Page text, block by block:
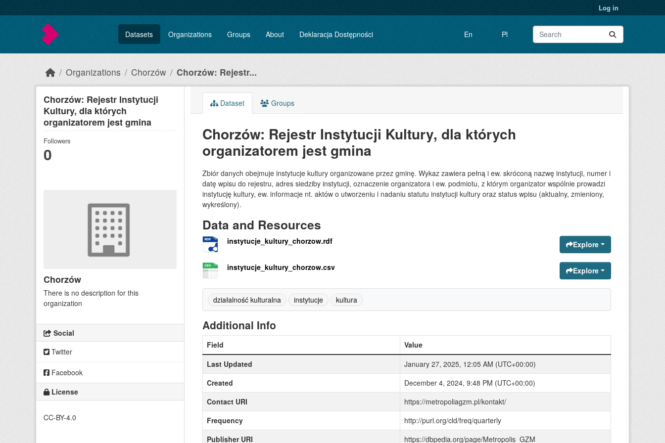
Log in
Datasets Organizations Groups About Deklaracja Dostępności En Pl
Organizations Chorzów Chorzów: Rejestr...
Chorzów: Rejestr Instytucji
Kultury, dla których
organizatorem jest gmina
Followers
0
Chorzów
There is no description for this
organization
Social
Twitter
Facebook
License
CC-BY-4.0
Dataset Groups
Chorzów: Rejestr Instytucji Kultury, dla których
organizatorem jest gmina
Zbiór danych obejmuje instytucje kultury organizowane przez gminę. Wykaz zawiera pełną i ew. skróconą nazwę instytucji, numer i
datę wpisu do rejestru, adres siedziby instytucji, oznaczenie organizatora i ew. podmiotu, z którym organizator wspólnie prowadzi
instytucję kultury, ew. informacje nt. aktów o utworzeniu i nadaniu statutu instytucji kultury oraz status wpisu (aktualny, zmieniony,
wykreślony).
Data and Resources
instytucje_kultury_chorzow.rdf Explore
instytucje_kultury_chorzow.csv Explore
działalność kulturalna instytucje kultura
Additional Info
Field
Value
Last Updated
January 27, 2025, 12:05 AM (UTC+00:00)
Created
December 4, 2024, 9:48 PM (UTC+00:00)
Contact URI
https://metropoliagzm.pl/kontakt/
Frequency
http://purl.org/cld/freq/quarterly
Publisher URI
https://dbpedia.org/page/Metropolis_GZM